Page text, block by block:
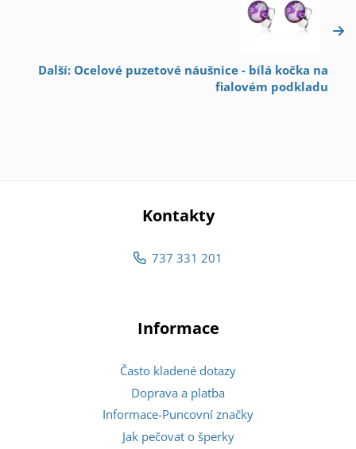
Další: Ocelové puzetové náušnice - bílá kočka na
fialovém podkladu
Kontakty
737 331 201
Informace
Často kladené dotazy
Doprava a platba
Informace-Puncovní značky
Jak pečovat o šperky